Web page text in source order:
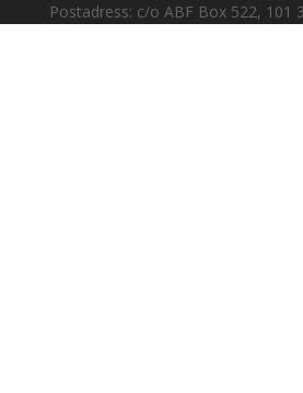
Postadress: c/o ABF Box 522, 101